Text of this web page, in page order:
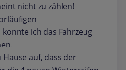
nicht zu zählen!
ich das Fahrzeug
auf, dass der